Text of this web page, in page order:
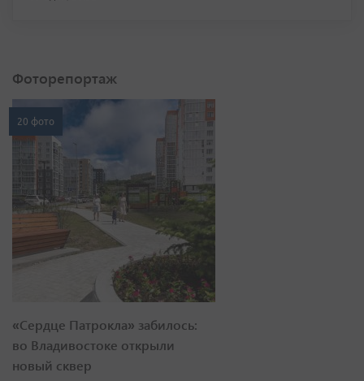
Фоторепортаж
20 фото
«Сердце Патрокла» забилось:
во Владивостоке открыли
новый сквер